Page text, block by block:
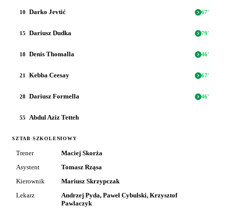
10 Darko Jevtić 67'
15 Dariusz Dudka 79'
18 Denis Thomalla 46'
21 Kebba Ceesay 67'
28 Dariusz Formella 46'
55 Abdul Aziz Tetteh
SZTAB SZKOLENIOWY
Trener
Maciej Skorża
Asystent
Tomasz Rząsa
Kierownik
Mariusz Skrzypczak
Lekarz
Andrzej Pyda, Paweł Cybulski, Krzysztof
Pawlaczyk